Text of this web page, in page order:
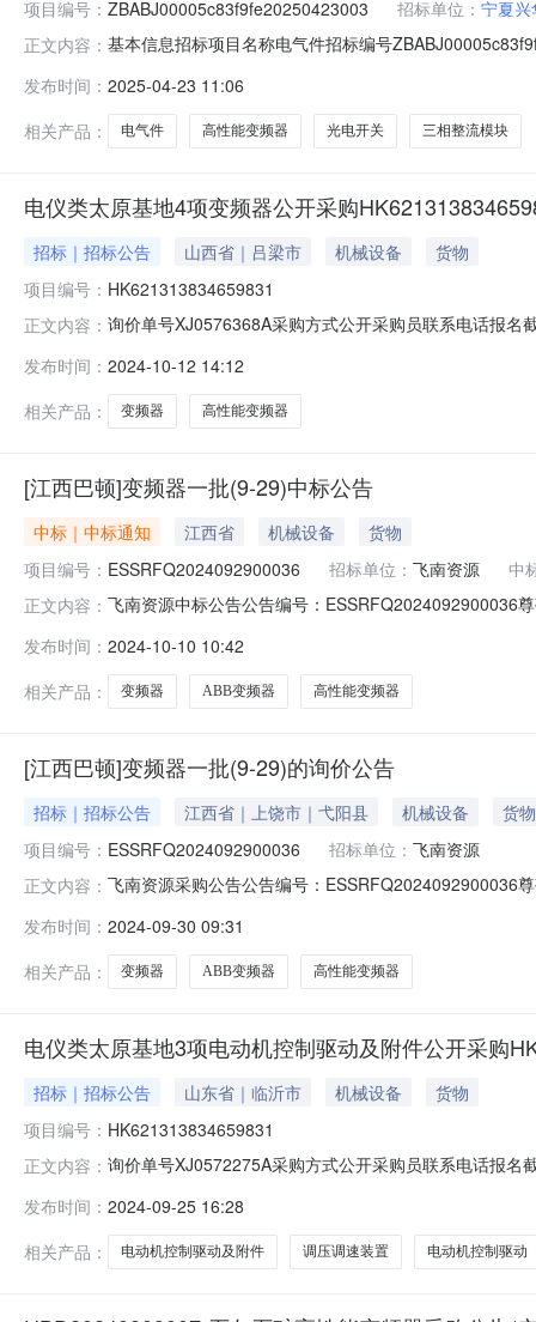
项目编号： ZBABJ00005c83f9fe20250423003 招标单位： 宁夏
正文内容： 基本信息招标项目名称电气件招标编号
期提报单位提报人备注1制动单元CDBR-4030B...1.0个
发布时间： 2025-04-23 11:06
相关产品：
电气件 高性能变频器 光电开关 三相整流模块
电仪类太原基地4项变频器公开采购
招标｜招标公告 山西省｜吕梁市 机械设备
货物
项目编号： HK621313834659831
正文内容： 询价单号XJ0576368A采购方式公开采购员联系电话报
380V;物料附加信息:EC510系列重载75kW变频器,中冶
发布时间： 2024-10-12 14:12
相关产品：
变频器 高性能变频器
[江西巴顿]变频器一批(9-29)中标公告
中标｜中标通知 江西省 机械设备
货物
项目编号： ESSRFQ2024092900036 招标单位： 飞南资源
中
正文内容： 飞南资源中标公告公告编号：ESSRFQ2024092900036
式：询价/招标四、成交供应商候选人信息如下：标的编
发布时间： 2024-10-10 10:42
相关产品：
变频器 ABB变频器 高性能变频器
[江西巴顿]变频器一批(9-29)的询价公告
招标｜招标公告 江西省｜上饶市｜弋阳县 机械设备
货物
项目编号： ESSRFQ2024092900036 招标单位： 飞南资源
正文内容： 飞南资源采购公告公告编号：ESSRFQ2024092900036
点：弋阳江西巴顿厂内三、采购标的：序号物料名称规
发布时间： 2024-09-30 09:31
相关产品：
变频器 ABB变频器 高性能变频器
电仪类太原基地3项电动机控制驱动及附件公开采购
招标｜招标公告 山东省｜临沂市 机械设备
货物
项目编号： HK621313834659831
正文内容： 询价单号XJ0572275A采购方式公开采购员联系电话报
压:380V;1.0set2024-11-
发布时间： 2024-09-25 16:28
相关产品：
电动机控制驱动及附件 调压调速装置 电动机控制驱动